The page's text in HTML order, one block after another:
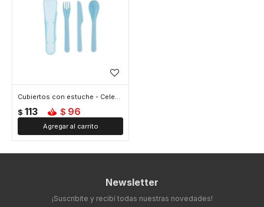
Cubiertos con estuche - Celeste
$ 113 $ 96
Newsletter
¡Suscribite y recibí todas nuestras novedades!